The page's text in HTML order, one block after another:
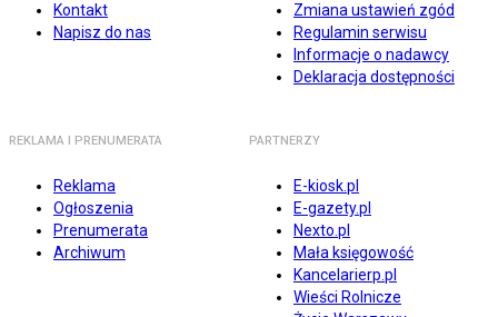
Kontakt
Napisz do nas
Zmiana ustawień zgód
Regulamin serwisu
Informacje o nadawcy
Deklaracja dostępności
REKLAMA I PRENUMERATA
Reklama
Ogłoszenia
Prenumerata
Archiwum
PARTNERZY
E-kiosk.pl
E-gazety.pl
Nexto.pl
Mała księgowość
Kancelarierp.pl
Wieści Rolnicze